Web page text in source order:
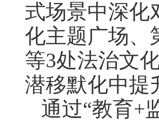
式场景中深化
化主题广场、
等3处法治文
潜移默化中提
通过“教育+